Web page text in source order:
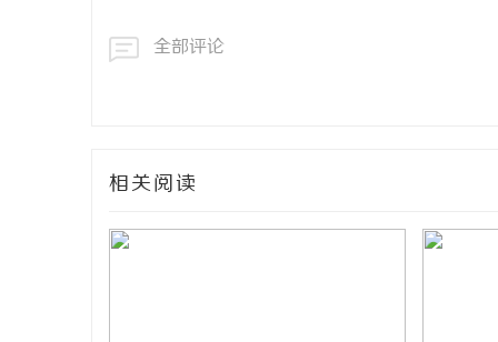
全部评论
相关阅读